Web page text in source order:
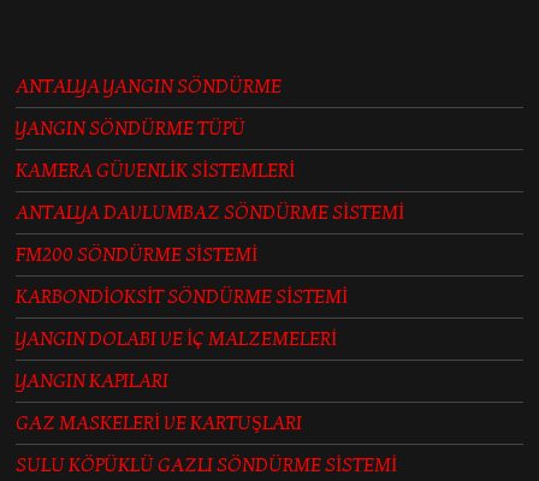
ANTALYA YANGIN SÖNDÜRME
YANGIN SÖNDÜRME TÜPÜ
KAMERA GÜVENLİK SİSTEMLERİ
ANTALYA DAVLUMBAZ SÖNDÜRME SİSTEMİ
FM200 SÖNDÜRME SİSTEMİ
KARBONDİOKSİT SÖNDÜRME SİSTEMİ
YANGIN DOLABI VE İÇ MALZEMELERİ
YANGIN KAPILARI
GAZ MASKELERİ VE KARTUŞLARI
SULU KÖPÜKLÜ GAZLI SÖNDÜRME SİSTEMİ